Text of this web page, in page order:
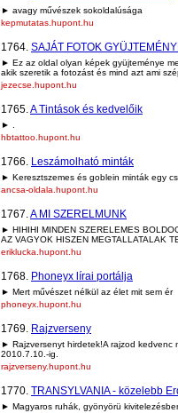
► avagy művészek sokoldalúsága
kepmutatas.hupont.hu
1764. SAJÁT FOTOK
► Ez az oldal olyan képek gyüjteménye
akik szeretik a fotozást és mind azt ami
jezecse.hupont.hu
1765.A Tintások és kedvelőik
► .
hbtattoo.hupont.hu
1766. Leszámolható minták
► Keresztszemes és goblein minták egy
ancsa-oldala.hupont.hu
1767.A MI SZERELMUNK
► HIHIHI MINDEN SZERELEMES
AZ VAGYOK HISZEN MEGTALLATALAK
eriklucka.hupont.hu
1768. Phoneyx lírai portálja
► Mert művészet nélkül az élet mit sem ér
phoneyx.hupont.hu
1769. Rajzverseny
► Rajzversenyt hirdetek!A rajzod
2010.7.10.-ig.
rajzverseny.hupont.hu
1770. TRANSYLVANIA - közelebb
► Magyaros ruhák, gyönyörü